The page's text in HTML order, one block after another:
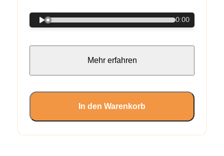
0:00
Mehr erfahren
In den Warenkorb